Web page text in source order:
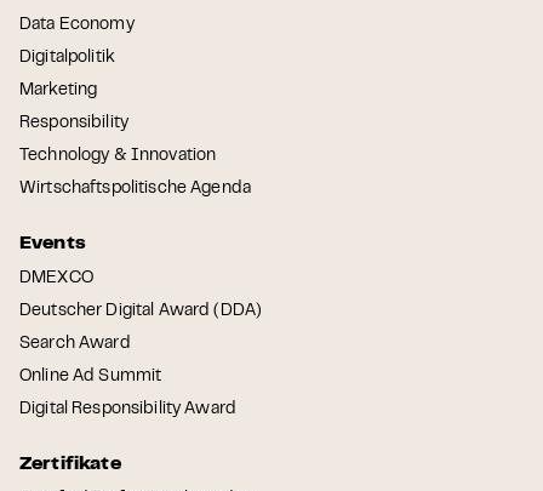
Data Economy
Digitalpolitik
Marketing
Responsibility
Technology & Innovation
Wirtschaftspolitische Agenda
Events
DMEXCO
Deutscher Digital Award (DDA)
Search Award
Online Ad Summit
Digital Responsibility Award
Zertifikate